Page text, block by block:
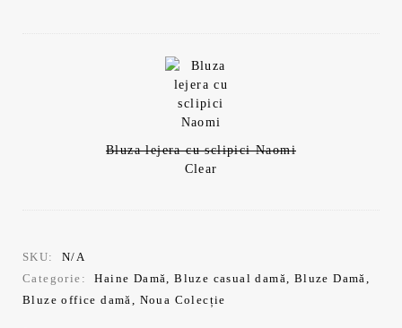
Bluza lejera cu sclipici Naomi
Clear
SKU:
N/A
Categorie:
Haine Damă,Bluze casual damă, Bluze Damă,
Bluze office damă, Noua Colecție